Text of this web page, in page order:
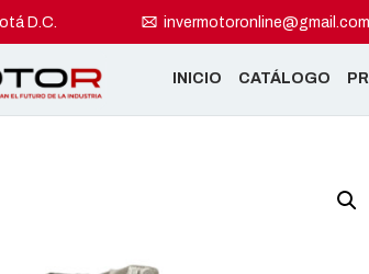
D.C. invermotoronline@gmail.com
INICIO CATÁLOGO